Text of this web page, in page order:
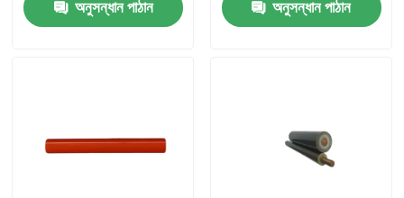
অনুসন্ধান পাঠান অনুসন্ধান পাঠান